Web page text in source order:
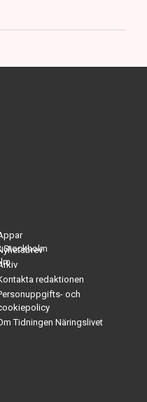
Stockholm
redaktionen
och
Tidningen Näringslivet